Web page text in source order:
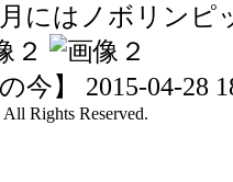
にはノボリンピ
の今】 2015-04-28
Rights Reserved.